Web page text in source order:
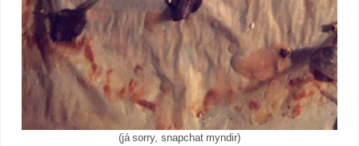
(já sorry, snapchat myndir)